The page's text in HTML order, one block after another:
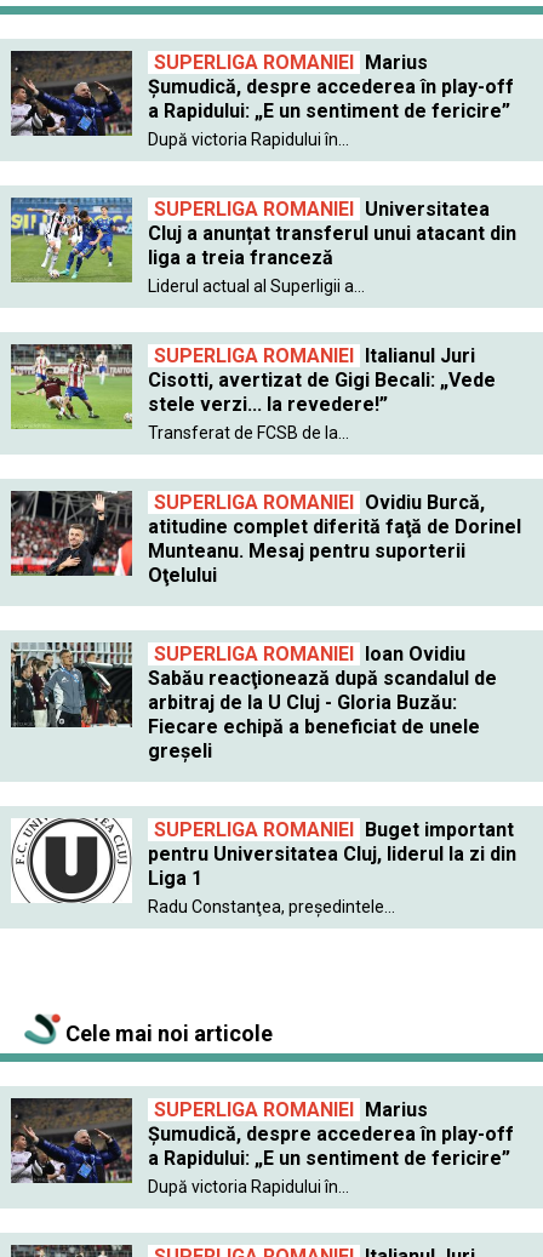
SUPERLIGA ROMANIEI Marius
Șumudică, despre accederea în play-off
a Rapidului: „E un sentiment de fericire”
După victoria Rapidului în...
SUPERLIGA ROMANIEI Universitatea
Cluj a anunțat transferul unui atacant din
liga a treia franceză
Liderul actual al Superligii a...
SUPERLIGA ROMANIEI Italianul Juri
Cisotti, avertizat de Gigi Becali: „Vede
stele verzi... la revedere!”
Transferat de FCSB de la...
SUPERLIGA ROMANIEI Ovidiu Burcă,
atitudine complet diferită faţă de Dorinel
Munteanu. Mesaj pentru suporterii
Oţelului
SUPERLIGA ROMANIEI Ioan Ovidiu
Sabău reacţionează după scandalul de
arbitraj de la U Cluj - Gloria Buzău:
Fiecare echipă a beneficiat de unele
greşeli
SUPERLIGA ROMANIEI Buget important
pentru Universitatea Cluj, liderul la zi din
Liga 1
Radu Constanţea, preşedintele...
Cele mai noi articole
SUPERLIGA ROMANIEI Marius
Șumudică, despre accederea în play-off
a Rapidului: „E un sentiment de fericire”
După victoria Rapidului în...